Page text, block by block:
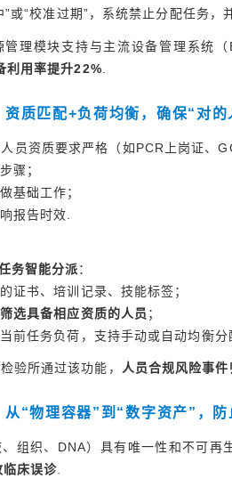
或“校准过期”，系统禁止分配任务，
管理模块支持与主流设备管理系统
利用率提升22%
资质匹配+负荷均衡，确保“对的
员资质要求严格（如PCR上岗证、
骤；
基础工作；
报告时效.
务智能分派：
证书、培训记录、技能标签；
选具备相应资质的人员 ；
前任务负荷，支持手动或自动均衡分
验所通过该功能， 人员合规风险事件
从“物理容器”到“数字资产”，
组织、DNA）具有唯一性和不可
床误诊